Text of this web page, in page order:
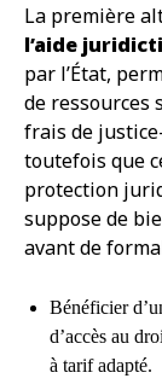
La première
l’aide
par l’État,
de ressources
frais de
toutefois que
protection
suppose de
avant de
Bénéficier
d’accès au
à tarif adapté.